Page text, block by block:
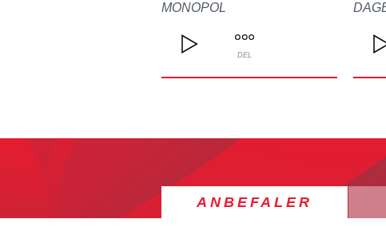
MONOPOL
DEL
ANBEFALER